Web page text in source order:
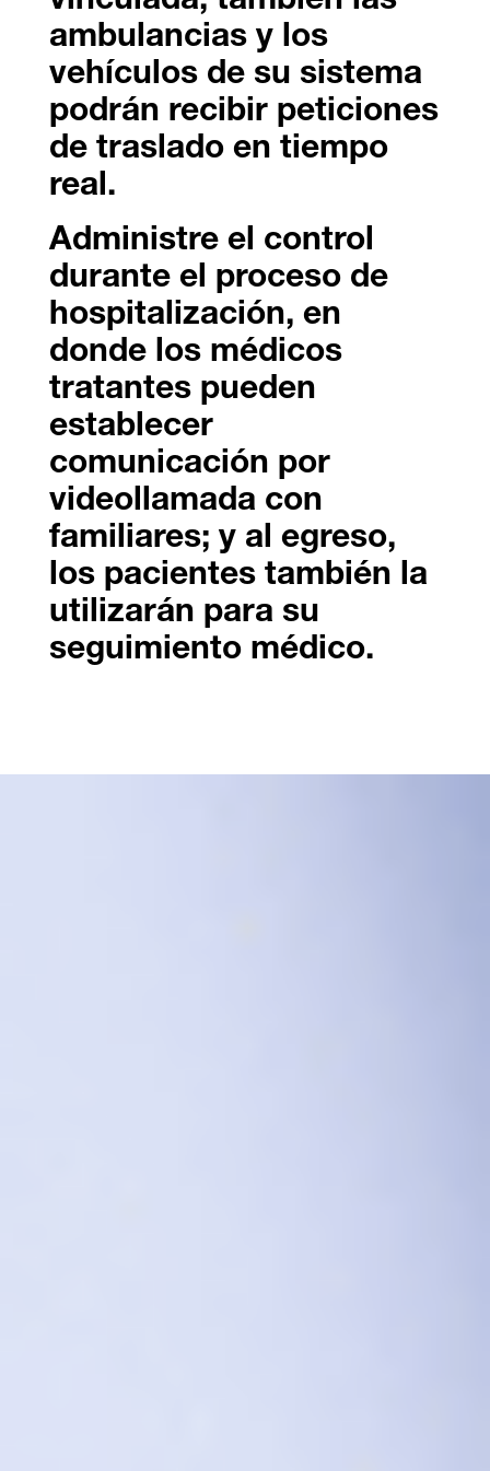
ambulancias y los
vehículos de su sistema
podrán recibir peticiones
de traslado en tiempo
real.
Administre el control
durante el proceso de
hospitalización, en
donde los médicos
tratantes pueden
establecer
comunicación por
videollamada con
familiares; y al egreso,
los pacientes también la
utilizarán para su
seguimiento médico.